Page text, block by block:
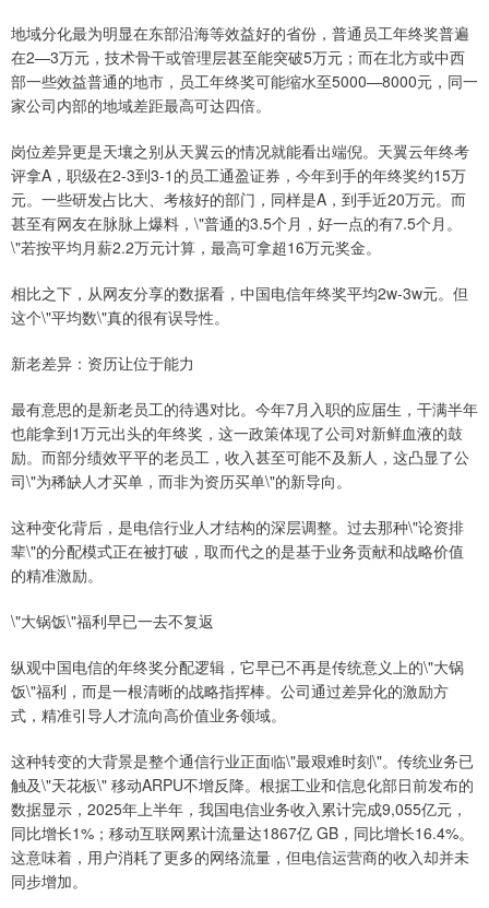
地域分化最为明显在东部沿海等效益好的省份，普通员工年终奖普遍
在2—3万元，技术骨干或管理层甚至能突破5万元；而在北方或中西
部一些效益普通的地市，员工年终奖可能缩水至5000—8000元，同一
家公司内部的地域差距最高可达四倍。
岗位差异更是天壤之别从天翼云的情况就能看出端倪。天翼云年终考
评拿A，职级在2-3到3-1的员工通盈证券，今年到手的年终奖约15万
元。一些研发占比大、考核好的部门，同样是A，到手近20万元。而
甚至有网友在脉脉上爆料，\"普通的3.5个月，好一点的有7.5个月。
\"若按平均月薪2.2万元计算，最高可拿超16万元奖金。
相比之下，从网友分享的数据看，中国电信年终奖平均2w-3w元。但
这个\"平均数\"真的很有误导性。
新老差异：资历让位于能力
最有意思的是新老员工的待遇对比。今年7月入职的应届生，干满半年
也能拿到1万元出头的年终奖，这一政策体现了公司对新鲜血液的鼓
励。而部分绩效平平的老员工，收入甚至可能不及新人，这凸显了公
司\"为稀缺人才买单，而非为资历买单\"的新导向。
这种变化背后，是电信行业人才结构的深层调整。过去那种\"论资排
辈\"的分配模式正在被打破，取而代之的是基于业务贡献和战略价值
的精准激励。
\"大锅饭\"福利早已一去不复返
纵观中国电信的年终奖分配逻辑，它早已不再是传统意义上的\"大锅
饭\"福利，而是一根清晰的战略指挥棒。公司通过差异化的激励方
式，精准引导人才流向高价值业务领域。
这种转变的大背景是整个通信行业正面临\"最艰难时刻\"。传统业务已
触及\"天花板\" 移动ARPU不增反降。根据工业和信息化部日前发布的
数据显示，2025年上半年，我国电信业务收入累计完成9,055亿元，
同比增长1%；移动互联网累计流量达1867亿 GB，同比增长16.4%。
这意味着，用户消耗了更多的网络流量，但电信运营商的收入却并未
同步增加。